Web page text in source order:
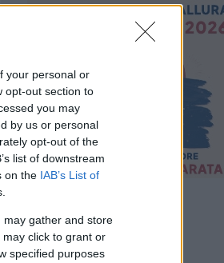
your personal or
opt-out section to
you may
by us or personal
opt-out of the
list of downstream
on the IAB’s List of
may gather and store
click to grant or
specified purposes